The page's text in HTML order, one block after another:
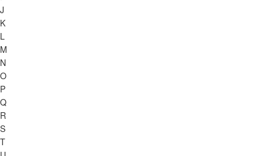
J
K
L
M
N
O
P
Q
R
S
T